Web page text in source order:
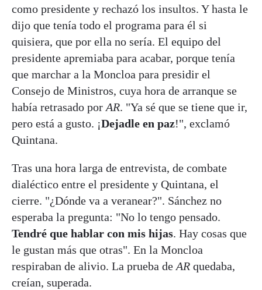
como presidente y rechazó los insultos. Y hasta le
dijo que tenía todo el programa para él si
quisiera, que por ella no sería. El equipo del
presidente apremiaba para acabar, porque tenía
que marchar a la Moncloa para presidir el
Consejo de Ministros, cuya hora de arranque se
había retrasado por AR. "Ya sé que se tiene que ir,
pero está a gusto. ¡Dejadle en paz!", exclamó
Quintana.
Tras una hora larga de entrevista, de combate
dialéctico entre el presidente y Quintana, el
cierre. "¿Dónde va a veranear?". Sánchez no
esperaba la pregunta: "No lo tengo pensado.
Tendré que hablar con mis hijas. Hay cosas que
le gustan más que otras". En la Moncloa
respiraban de alivio. La prueba de AR quedaba,
creían, superada.